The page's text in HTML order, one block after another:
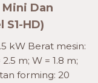
Dan
HD)
kW Berat mesin:
m; W = 1.8 m;
forming: 20